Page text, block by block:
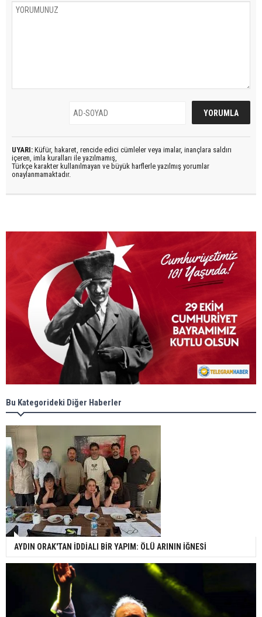
UYARI: Küfür, hakaret, rencide edici cümleler veya imalar, inançlara saldırı
içeren, imla kuralları ile yazılmamış,
Türkçe karakter kullanılmayan ve büyük harflerle yazılmış yorumlar
onaylanmamaktadır.
Bu Kategorideki Diğer Haberler
AYDIN ORAK'TAN İDDİALI BİR YAPIM: ÖLÜ ARININ İĞNESİ